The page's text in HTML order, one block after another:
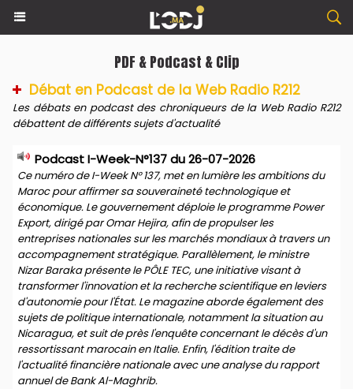
PDF & Podcast & Clip
Débat en Podcast de la Web Radio R212
Les débats en podcast des chroniqueurs de la Web Radio R212
débattent de différents sujets d'actualité
Podcast I-Week-N°137 du 26-07-2026
Ce numéro de I-Week N° 137, met en lumière les ambitions du
Maroc pour affirmer sa souveraineté technologique et
économique. Le gouvernement déploie le programme Power
Export, dirigé par Omar Hejira, afin de propulser les
entreprises nationales sur les marchés mondiaux à travers un
accompagnement stratégique. Parallèlement, le ministre
Nizar Baraka présente le PÔLE TEC, une initiative visant à
transformer l'innovation et la recherche scientifique en leviers
d'autonomie pour l'État. Le magazine aborde également des
sujets de politique internationale, notamment la situation au
Nicaragua, et suit de près l'enquête concernant le décès d'un
ressortissant marocain en Italie. Enfin, l'édition traite de
l'actualité financière nationale avec une analyse du rapport
annuel de Bank Al-Maghrib.